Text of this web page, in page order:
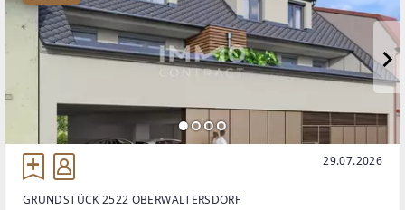
29.07.2026
GRUNDSTÜCK 2522 OBERWALTERSDORF